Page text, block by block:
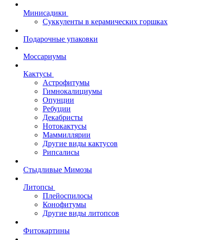
Минисадики
Суккуленты в керамических горшках
Подарочные упаковки
Моссариумы
Кактусы
Астрофитумы
Гимнокалициумы
Опунции
Ребуции
Декабристы
Нотокактусы
Маммиллярии
Другие виды кактусов
Рипсалисы
Стыдливые Мимозы
Литопсы
Плейоспилосы
Конофитумы
Другие виды литопсов
Фитокартины